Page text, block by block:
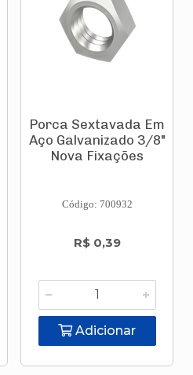
Porca Sextavada Em
Aço Galvanizado 3/8"
Nova Fixações
Código: 700932
R$ 0,39
Adicionar